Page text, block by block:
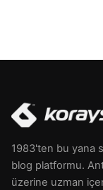
1983'ten bu yana
blog platformu.
üzerine uzman